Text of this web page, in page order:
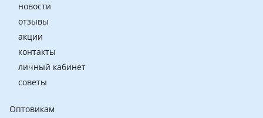
новости
отзывы
акции
контакты
личный кабинет
советы
Оптовикам